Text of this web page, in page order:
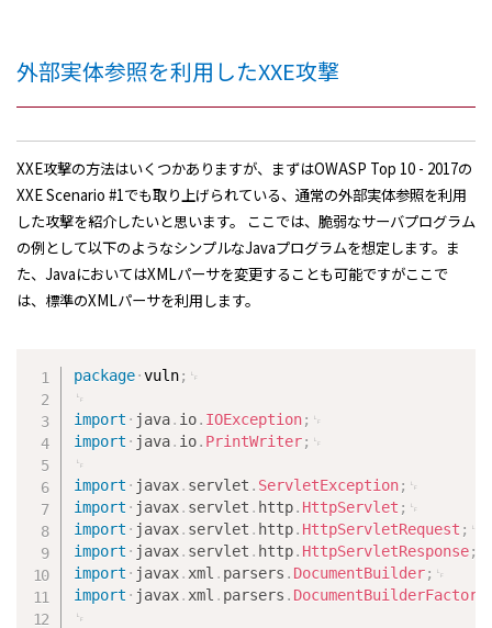
外部実体参照を利用したXXE攻撃
XXE攻撃の方法はいくつかありますが、まずはOWASP Top 10 - 2017の
XXE Scenario #1でも取り上げられている、通常の外部実体参照を利用
した攻撃を紹介したいと思います。 ここでは、脆弱なサーバプログラム
の例として以下のようなシンプルなJavaプログラムを想定します。ま
た、JavaにおいてはXMLパーサを変更することも可能ですがここで
は、標準のXMLパーサを利用します。
package vuln;
import java. io. IOException;
import
java. io. PrintWriter;
import javax. servlet . ServletException;
import
javax. servlet . http. HttpServlet ;
import
javax. servlet . http. HttpServletRequest ;
import
javax. servlet . http. HttpServletResponse;
import
javax. xml . parsers . DocumentBuilder;
import
javax. xml . parsers . DocumentBuilderFactory